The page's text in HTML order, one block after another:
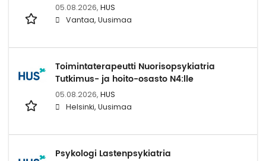
05.08.2026, HUS
Vantaa, Uusimaa
Toimintaterapeutti Nuorisopsykiatria
Tutkimus- ja hoito-osasto N4:lle
05.08.2026, HUS
Helsinki, Uusimaa
Psykologi Lastenpsykiatria